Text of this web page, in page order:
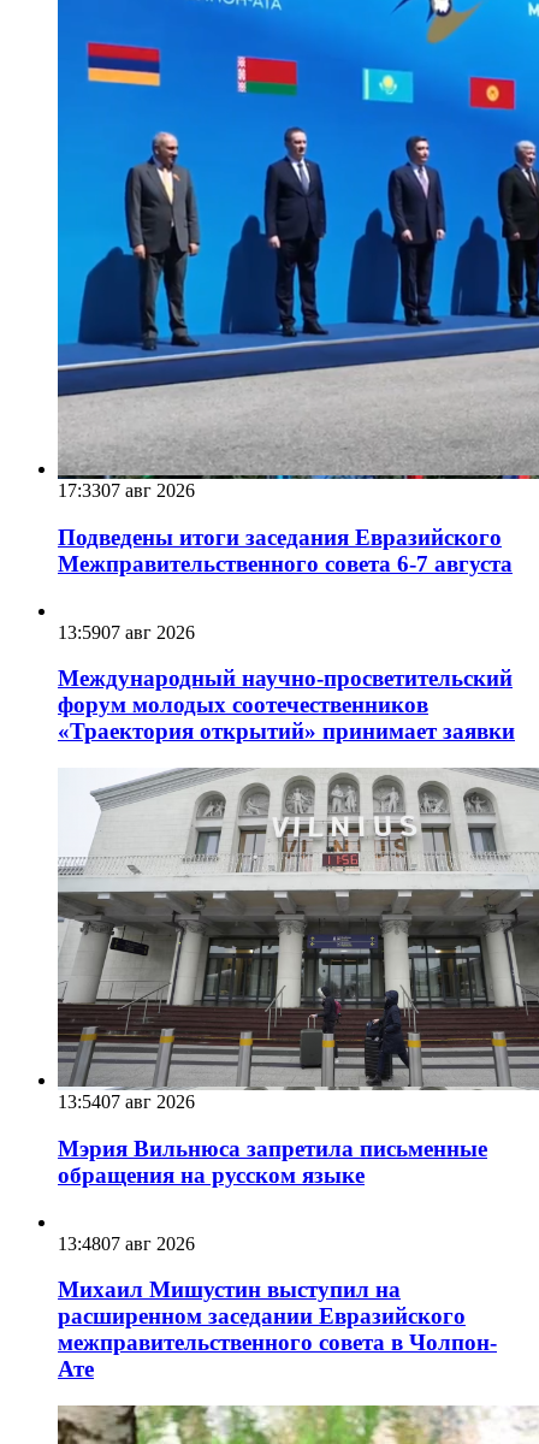
17:3307 авг 2026
Подведены итоги заседания Евразийского
Межправительственного совета 6-7 августа
13:5907 авг 2026
Международный научно-просветительский
форум молодых соотечественников
«Траектория открытий» принимает заявки
13:5407 авг 2026
Мэрия Вильнюса запретила письменные
обращения на русском языке
13:4807 авг 2026
Михаил Мишустин выступил на
расширенном заседании Евразийского
межправительственного совета в Чолпон-
Ате